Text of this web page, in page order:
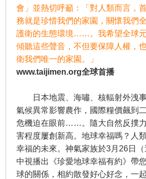
會」並熱切呼籲：「對人類而言，
務就是珍惜我們的家園，關懷我們
護衛的生態環境……。我希望全球
傾聽這些聲音，不但要保障人權，
衛我們唯一的家園。」
www.taijimen.org全球首播
日本地震、海嘯、核輻射外洩事
氣候異常影響農作，國際糧價飆到
危機迫在眼前……。隨大自然反撲
害程度屢創新高。地球幸福嗎？人
幸福的未來。神氣家族於3月26日
中視播出《珍愛地球幸福有約》帶
球的關係，相約散發好心好念，一